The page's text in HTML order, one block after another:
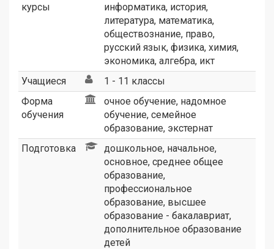
курсы
информатика, история,
литература, математика,
обществознание, право,
русский язык, физика, химия,
экономика, алгебра, икт
Учащиеся
1 - 11 классы
Форма
обучения
очное обучение, надомное
обучение, семейное
образование, экстернат
Подготовка
дошкольное, начальное,
основное, среднее общее
образование,
профессиональное
образование, высшее
образование - бакалавриат,
дополнительное образование
детей